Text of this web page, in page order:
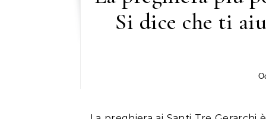
Si dice che ti